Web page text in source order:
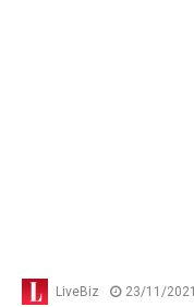
LiveBiz 23/11/2021